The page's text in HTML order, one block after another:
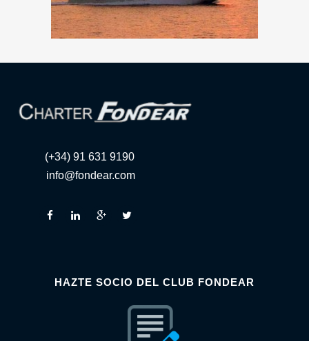
(+34) 91 631 9190
info@fondear.com
HAZTE SOCIO DEL CLUB FONDEAR